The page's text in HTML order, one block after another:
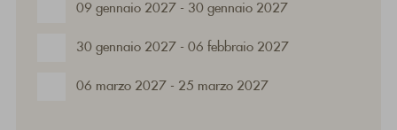
09 gennaio 2027 - 30 gennaio 2027
30 gennaio 2027 - 06 febbraio 2027
06 marzo 2027 - 25 marzo 2027